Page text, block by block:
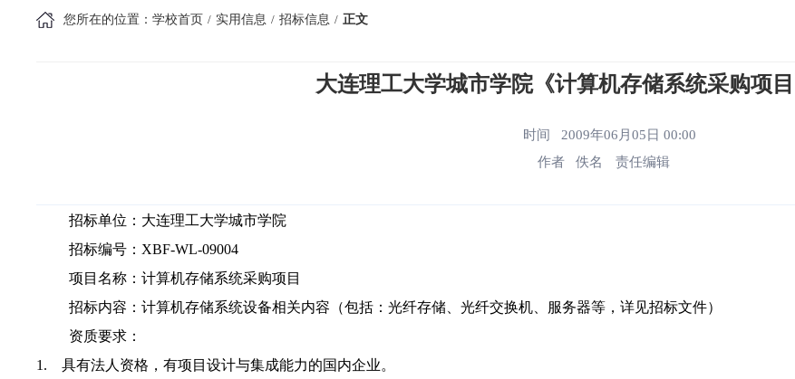
您所在的位置：学校首页 实用信息 招标信息 正文
大连理工大学城市学院《计算机存储系统采购项
时间 2009年06月05日 00:00
作者 佚名
责任编辑
招标单位：大连理工大学城市学院
招标编号： XBF-WL-09004
项目名称：计算机存储系统采购项目
招标内容：计算机存储系统设备相关内容（包括：光纤存储、光纤交换机、服务器等，详见招标文件）
资质要求：
1.
具有法人资格，有项目设计与集成能力的国内企业。